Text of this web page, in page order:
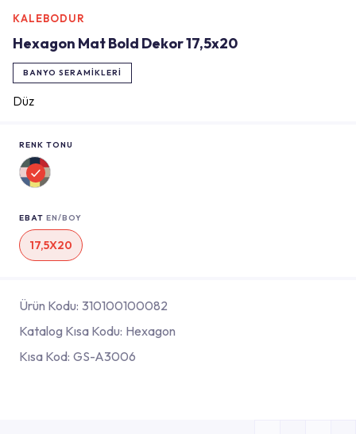
KALEBODUR
Hexagon Mat Bold Dekor 17,5x20
BANYO SERAMIKLERI
Düz
RENK TONU
EBAT EN/BOY
17,5X20
Ürün Kodu: 310100100082
Katalog Kısa Kodu: Hexagon
Kısa Kod: GS-A3006